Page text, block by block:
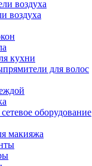
воздуха
воздуха
кухни
для волос
оборудование
макияжа